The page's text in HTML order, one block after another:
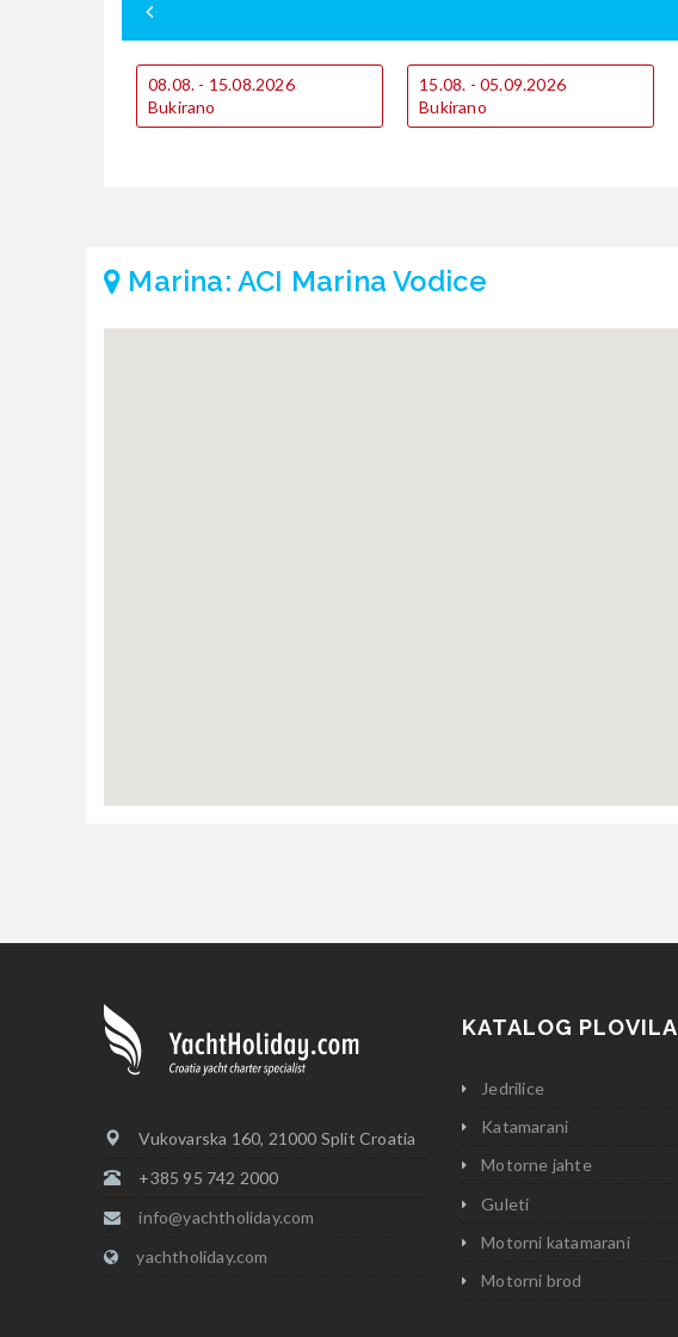
08.08. - 15.08.2026
Bukirano
15.08. - 05.09.2026
Bukirano
Marina: ACI Marina Vodice
Vukovarska 160, 21000 Split Croatia
+385 95 742 2000
info@yachtholiday.com
yachtholiday.com
KATALOG PLOVILA
Jedrilice
Katamarani
Motorne jahte
Guleti
Motorni katamarani
Motorni brod